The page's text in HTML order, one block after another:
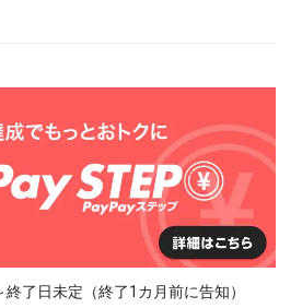
了日未定（終了1カ月前に告知）